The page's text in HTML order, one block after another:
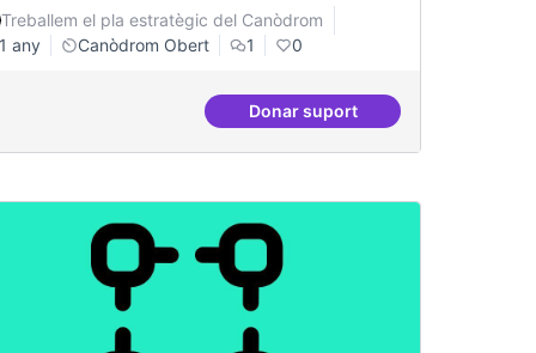
Treballem el pla estratègic del Canòdrom
1 any
Canòdrom Obert 1 0
Donar suportMemòria HIstòrica